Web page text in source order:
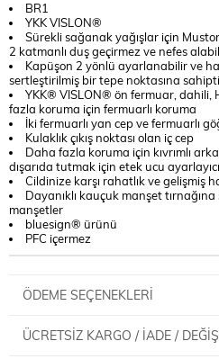
BR1
YKK VISLON®
Sürekli sağanak yağışlar için
2 katmanlı duş geçirmez ve nefes
Kapüşon 2 yönlü ayarlanabilir ve
sertleştirilmiş bir tepe noktasına
YKK® VISLON® ön fermuar, dahili,
fazla koruma için fermuarlı koruma
İki fermuarlı yan cep ve fermuarlı
Kulaklık çıkış noktası olan iç cep
Daha fazla koruma için kıvrımlı
dışarıda tutmak için etek ucu ayarlayıcı
Cildinize karşı rahatlık ve gelişmiş
Dayanıklı kauçuk manşet
manşetler
bluesign® ürünü
PFC içermez
ÖDEME SEÇENEKLERI
ÜCRETSIZ KARGO / İADE /